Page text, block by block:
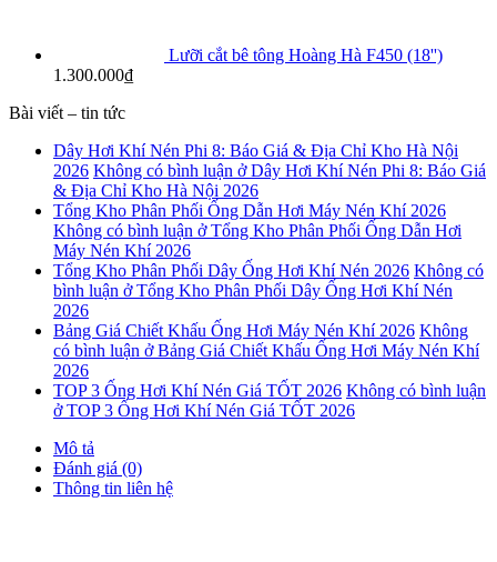
Lưỡi cắt bê tông Hoàng Hà F450 (18'')
1.300.000₫
Bài viết – tin tức
Dây Hơi Khí Nén Phi 8: Báo Giá & Địa Chỉ Kho Hà Nội
2026 Không có bình luận ở Dây Hơi Khí Nén Phi 8: Báo Giá
& Địa Chỉ Kho Hà Nội 2026
Tổng Kho Phân Phối Ống Dẫn Hơi Máy Nén Khí 2026
Không có bình luận ở Tổng Kho Phân Phối Ống Dẫn Hơi
Máy Nén Khí 2026
Tổng Kho Phân Phối Dây Ống Hơi Khí Nén 2026 Không có
bình luận ở Tổng Kho Phân Phối Dây Ống Hơi Khí Nén
2026
Bảng Giá Chiết Khấu Ống Hơi Máy Nén Khí 2026 Không
có bình luận ở Bảng Giá Chiết Khấu Ống Hơi Máy Nén Khí
2026
TOP 3 Ống Hơi Khí Nén Giá TỐT 2026 Không có bình luận
ở TOP 3 Ống Hơi Khí Nén Giá TỐT 2026
Mô tả
Đánh giá (0)
Thông tin liên hệ